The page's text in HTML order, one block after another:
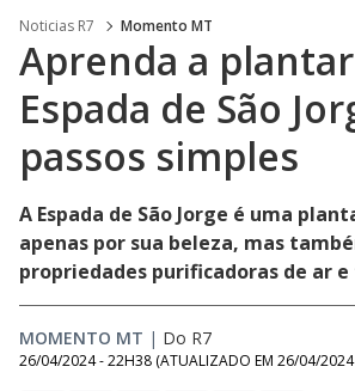
Noticias R7 Momento MT
Aprenda a
Espada de São
passos simples
A Espada de São Jorge é uma
apenas por sua beleza, mas
propriedades purificadoras de ar
MOMENTO MT | Do R7
26/04/2024 - 22H38 (ATUALIZADO EM 26/04/